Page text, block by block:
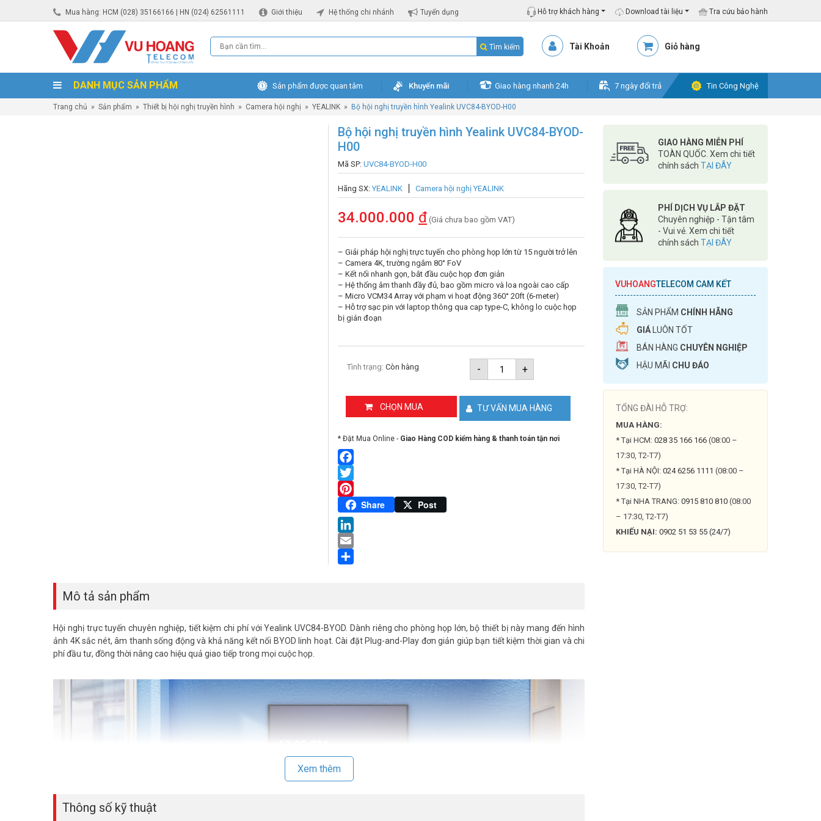
Mua hàng: HCM (028) 35166166 | HN (024) 62561111 Giới thiệu Hệ thống chi nhánh Tuyển dụng Hỗ trợ khách hàng Download tài liệu Tra cứu bảo hành
Tìm kiếm Tài Khoản Giỏ hàng
DANH MỤC SẢN PHẨM Sản phẩm được quan tâm Khuyến mãi Giao hàng nhanh 24h 7 ngày đổi trả Tin Công Nghệ
Trang chủ » Sản phẩm » Thiết bị hội nghị truyền hình » Camera hội nghị » YEALINK » Bộ hội nghị truyền hình Yealink UVC84-BYOD-H00
Bộ hội nghị truyền hình Yealink UVC84-BYOD-
H00
Mã SP: UVC84-BYOD-H00
Hãng SX: YEALINK Camera hội nghị YEALINK
34.000.000 đ (Giá chưa bao gồm VAT)
– Giải pháp hội nghị trực tuyến cho phòng họp lớn từ 15 người trở lên
– Camera 4K, trường ngắm 80° FoV
– Kết nối nhanh gọn, bắt đầu cuộc họp đơn giản
– Hệ thống âm thanh đầy đủ, bao gồm micro và loa ngoài cao cấp
– Micro VCM34 Array với phạm vi hoạt động 360° 20ft (6-meter)
– Hỗ trợ sạc pin với laptop thông qua cap type-C, không lo cuộc họp
bị gián đoạn
-
Bộ
hội
nghị
hình
Yealink
UVC84-
H00
+
Tình trạng: Còn hàng
CHỌN MUA TƯ VẤN MUA HÀNG
* Đặt Mua Online - Giao Hàng COD kiểm hàng & thanh toán tận nơi
Facebook
Twitter
Pinterest
Share Post
LinkedIn
Email
Mô tả sản phẩm
Hội nghị trực tuyến chuyên nghiệp, tiết kiệm chi phí với Yealink UVC84-BYOD. Dành riêng cho phòng họp lớn, bộ thiết bị này mang đến hình
ảnh 4K sắc nét, âm thanh sống động và khả năng kết nối BYOD linh hoạt. Cài đặt Plug-and-Play đơn giản giúp bạn tiết kiệm thời gian và chi
phí đầu tư, đồng thời nâng cao hiệu quả giao tiếp trong mọi cuộc họp.
Xem thêm
Thông số kỹ thuật
GIAO HÀNG MIỄN PHÍ
TOÀN QUỐC. Xem chi tiết
chính sách TẠI ĐÂY
PHÍ DỊCH VỤ LẮP ĐẶT
Chuyên nghiệp - Tận tâm
- Vui vẻ. Xem chi tiết
chính sách TẠI ĐÂY
VUHOANGTELECOM CAM KẾT
SẢN PHẨM CHÍNH HÃNG
GIÁ LUÔN TỐT
BÁN HÀNG CHUYÊN NGHIỆP
HẬU MÃI CHU ĐÁO
TỔNG ĐÀI HỖ TRỢ:
MUA HÀNG:
* Tại HCM: 028 35 166 166 (08:00 –
17:30, T2-T7)
* Tại HÀ NỘI: 024 6256 1111 (08:00 –
17:30, T2-T7)
* Tại NHA TRANG: 0915 810 810 (08:00
– 17:30, T2-T7)
KHIẾU NẠI: 0902 51 53 55 (24/7)